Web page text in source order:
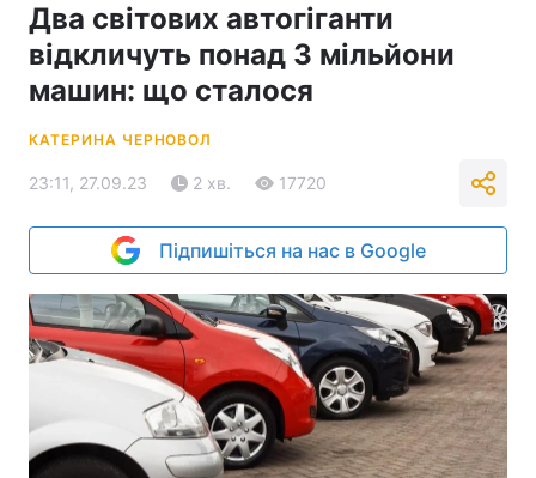
Два світових автогіганти
відкличуть понад 3 мільйони
машин: що сталося
КАТЕРИНА ЧЕРНОВОЛ
23:11, 27.09.23 2 хв. 17720
Підпишіться на нас в Google